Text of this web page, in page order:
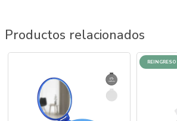
Productos relacionados
REINGRESO